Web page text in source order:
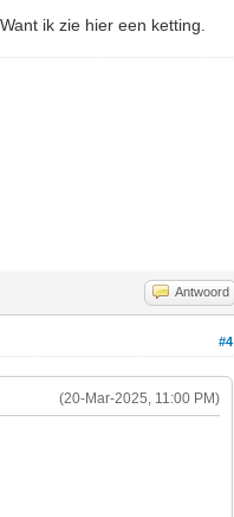
ik zie hier een ketting.
Antwoord
#4
(20-Mar-2025, 11:00 PM)